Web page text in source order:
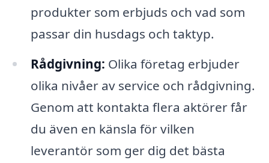
produkter som erbjuds och vad som
passar din husdags och taktyp.
Rådgivning: Olika företag erbjuder
olika nivåer av service och rådgivning.
Genom att kontakta flera aktörer får
du även en känsla för vilken
leverantör som ger dig det bästa